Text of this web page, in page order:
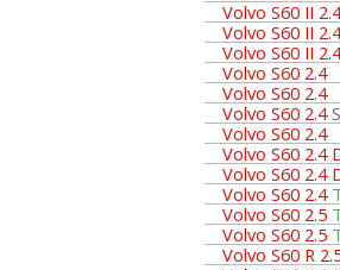
Volvo S60 II 2.4
Volvo S60 II 2.4
Volvo S60 II 2.4
Volvo S60 2.4
Volvo S60 2.4
Volvo S60 2.4
Volvo S60 2.4
Volvo S60 2.4
Volvo S60 2.4
Volvo S60 2.4
Volvo S60 2.5
Volvo S60 2.5
Volvo S60 R